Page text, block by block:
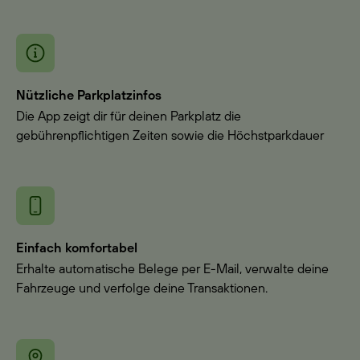
Nützliche Parkplatzinfos
Die App zeigt dir für deinen Parkplatz die
gebührenpflichtigen Zeiten sowie die Höchstparkdauer
Einfach komfortabel
Erhalte automatische Belege per E-Mail, verwalte deine
Fahrzeuge und verfolge deine Transaktionen.